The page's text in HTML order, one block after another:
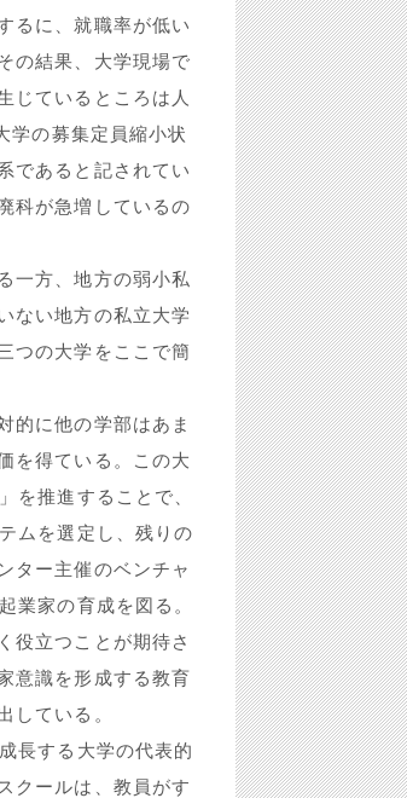
るに、就職率が低い
の結果、大学現場で
じているところは人
学の募集定員縮小状
であると記されてい
科が急増しているの
一方、地方の弱小私
ない地方の私立大学
つの大学をここで簡
的に他の学部はあま
を得ている。この大
を推進することで、
ムを選定し、残りの
ター主催のベンチャ
業家の育成を図る。
役立つことが期待さ
意識を形成する教育
している。
長する大学の代表的
クールは、教員がす